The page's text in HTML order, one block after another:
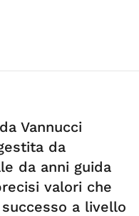
Vannucci
da
da anni guida
valori che
a livello